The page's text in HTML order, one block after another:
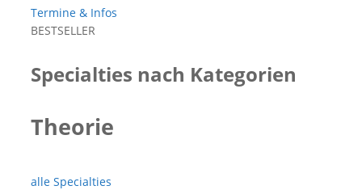
Termine & Infos
BESTSELLER
Specialties nach Kategorien
Theorie
alle Specialties